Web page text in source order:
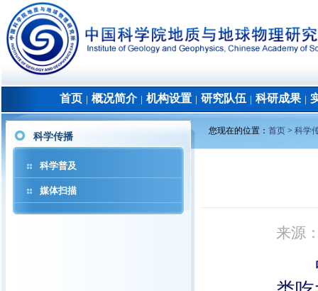
首页 概况简介│ 机构设置 研究队伍 科研成果│
科学传播
科学普及
媒体扫描
您现在的位置： 首页 > 科学
来源